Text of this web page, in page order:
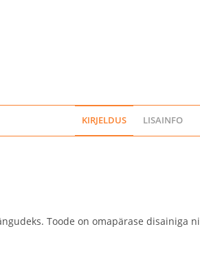
KIRJELDUS LISAINFO
Toode on omapärase disainiga